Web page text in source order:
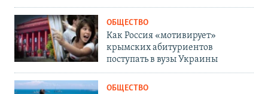
ОБЩЕСТВО
Как Россия «мотивирует»
крымских абитуриентов
поступать в вузы Украины
ОБЩЕСТВО